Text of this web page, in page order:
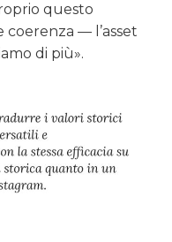
questo
— l’asset
di più».